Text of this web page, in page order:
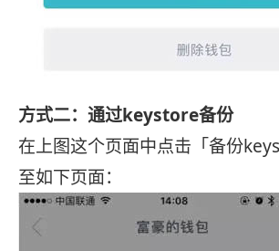
方式二：通过keystore备份
在上图这个页面中点击「备份
至如下页面：